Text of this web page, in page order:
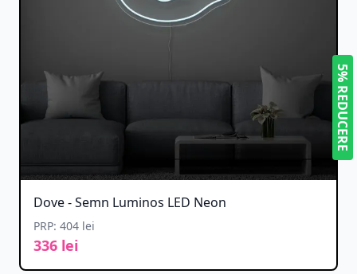
Dove - Semn Luminos LED Neon
PRP: 404 lei
336 lei
5% REDUCERE